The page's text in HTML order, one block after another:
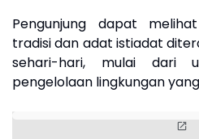
Pengunjung dapat
tradisi dan adat istiadat
sehari-hari, mulai dari
pengelolaan lingkungan